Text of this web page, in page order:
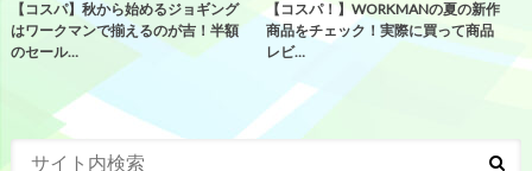
【コスパ】秋から始めるジョギング
はワークマンで揃えるのが吉！半額
のセール…
【コスパ！】WORKMANの夏の新作
商品をチェック！実際に買って商品
レビ…